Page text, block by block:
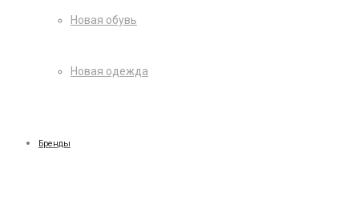
Новая обувь
Новая одежда
Бренды